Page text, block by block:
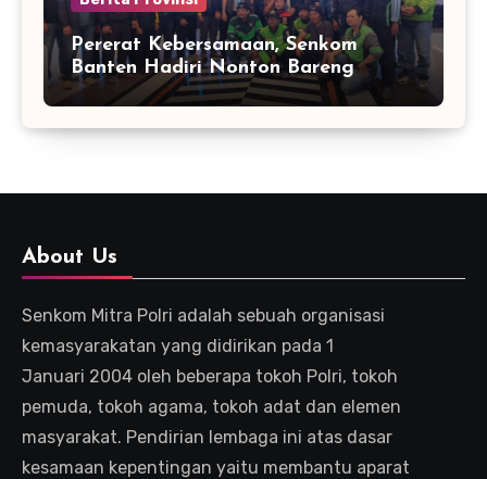
Pererat Kebersamaan, Senkom
Banten Hadiri Nonton Bareng
Kapolda Final Piala Dunia 2026
About Us
Senkom Mitra Polri adalah sebuah organisasi
kemasyarakatan yang didirikan pada 1
Januari 2004 oleh beberapa tokoh Polri, tokoh
pemuda, tokoh agama, tokoh adat dan elemen
masyarakat. Pendirian lembaga ini atas dasar
kesamaan kepentingan yaitu membantu aparat